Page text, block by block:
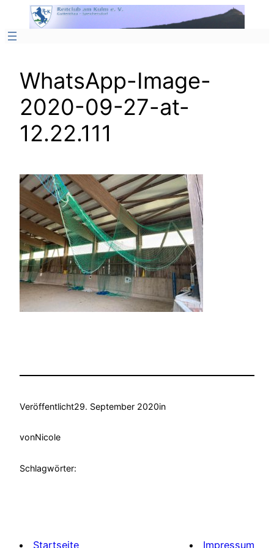
Inhalt
springen
WhatsApp-Image-
2020-09-27-at-
12.22.111
Veröffentlicht29. September 2020in
vonNicole
Schlagwörter:
Startseite Impressum